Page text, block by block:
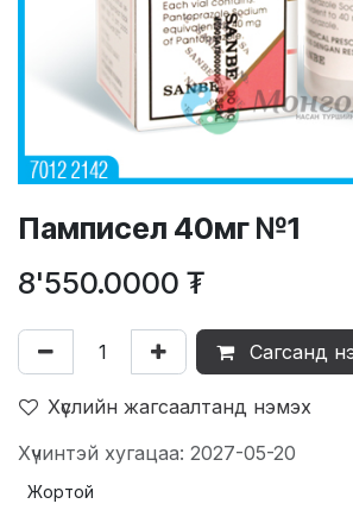
Памписел 40мг №1
8'550.0000 ₮
Сагсанд
Хүслийн жагсаалтанд нэмэх
Хүчинтэй хугацаа: 2027-05-20
Жортой